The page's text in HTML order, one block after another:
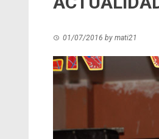
01/07/2016 by mati21